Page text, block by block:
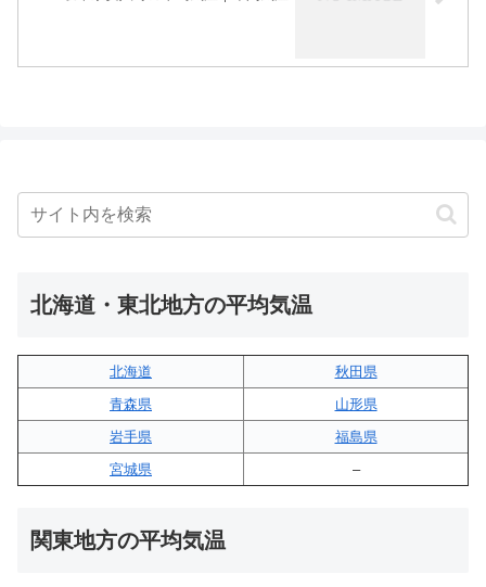
北海道・東北地方の平均気温
北海道
秋田県
青森県
山形県
岩手県
福島県
宮城県
–
関東地方の平均気温